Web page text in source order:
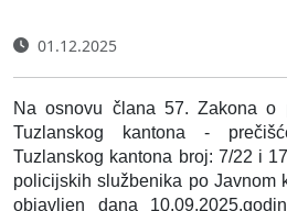
01.12.2025
Na osnovu člana 57. Zakona o
Tuzlanskog kantona -
Tuzlanskog kantona broj: 7/22 i
policijskih službenika po Javnom
objavljen dana